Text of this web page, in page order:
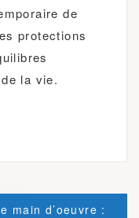
de
protections
la vie.
main d’oeuvre :